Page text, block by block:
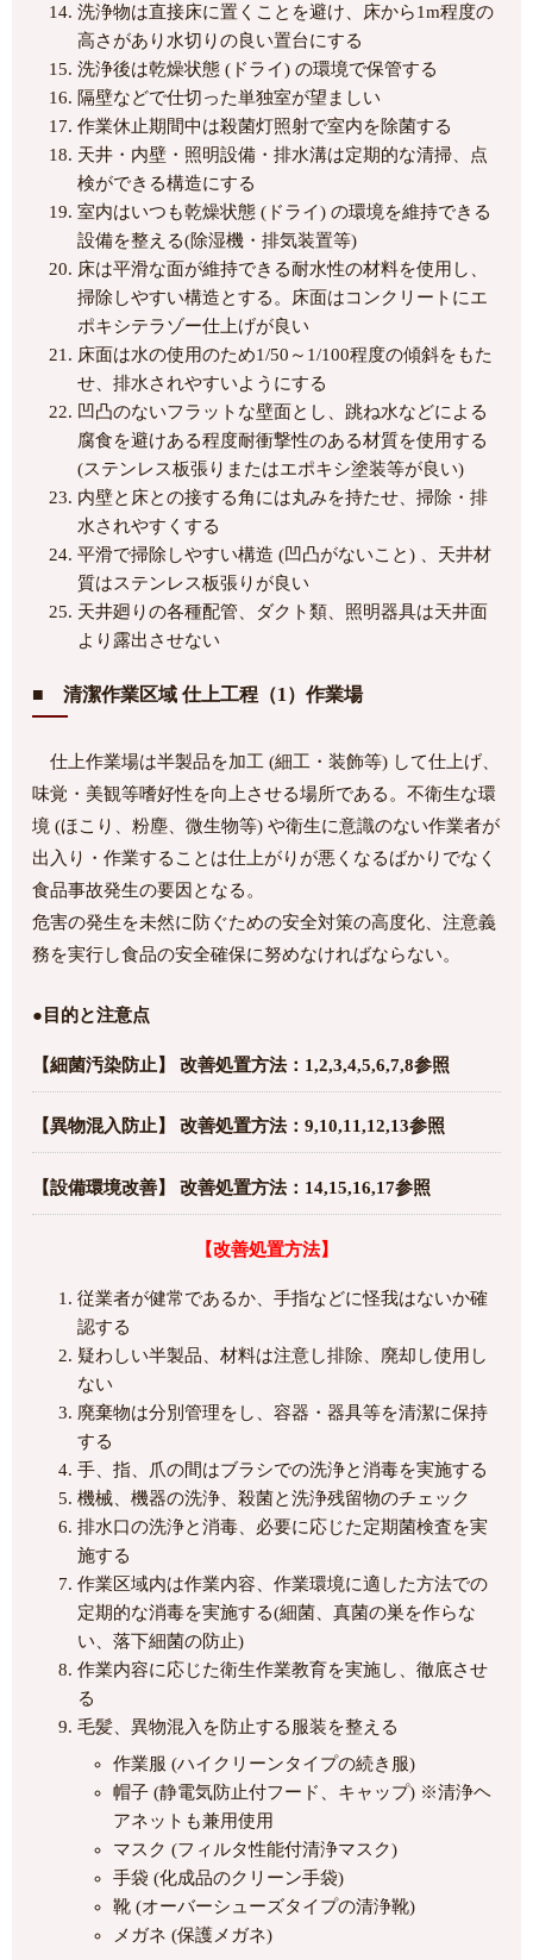
洗浄物は直接床に置くことを避け、床から1m程度の
高さがあり水切りの良い置台にする
洗浄後は乾燥状態 (ドライ) の環境で保管する
隔壁などで仕切った単独室が望ましい
作業休止期間中は殺菌灯照射で室内を除菌する
天井・内壁・照明設備・排水溝は定期的な清掃、点
検ができる構造にする
室内はいつも乾燥状態 (ドライ) の環境を維持できる
設備を整える(除湿機・排気装置等)
床は平滑な面が維持できる耐水性の材料を使用し、
掃除しやすい構造とする。床面はコンクリートにエ
ポキシテラゾー仕上げが良い
床面は水の使用のため1/50～1/100程度の傾斜をもた
せ、排水されやすいようにする
凹凸のないフラットな壁面とし、跳ね水などによる
腐食を避けある程度耐衝撃性のある材質を使用する
(ステンレス板張りまたはエポキシ塗装等が良い)
内壁と床との接する角には丸みを持たせ、掃除・排
水されやすくする
平滑で掃除しやすい構造 (凹凸がないこと) 、天井材
質はステンレス板張りが良い
天井廻りの各種配管、ダクト類、照明器具は天井面
より露出させない
■ 清潔作業区域 仕上工程（1）作業場
仕上作業場は半製品を加工 (細工・装飾等) して仕上げ、
味覚・美観等嗜好性を向上させる場所である。不衛生な環
境 (ほこり、粉塵、微生物等) や衛生に意識のない作業者が
出入り・作業することは仕上がりが悪くなるばかりでなく
食品事故発生の要因となる。
危害の発生を未然に防ぐための安全対策の高度化、注意義
務を実行し食品の安全確保に努めなければならない。
●目的と注意点
【細菌汚染防止】 改善処置方法：1,2,3,4,5,6,7,8参照
【異物混入防止】 改善処置方法：9,10,11,12,13参照
【設備環境改善】 改善処置方法：14,15,16,17参照
【改善処置方法】
従業者が健常であるか、手指などに怪我はないか確
認する
疑わしい半製品、材料は注意し排除、廃却し使用し
ない
廃棄物は分別管理をし、容器・器具等を清潔に保持
する
手、指、爪の間はブラシでの洗浄と消毒を実施する
機械、機器の洗浄、殺菌と洗浄残留物のチェック
排水口の洗浄と消毒、必要に応じた定期菌検査を実
施する
作業区域内は作業内容、作業環境に適した方法での
定期的な消毒を実施する(細菌、真菌の巣を作らな
い、落下細菌の防止)
作業内容に応じた衛生作業教育を実施し、徹底させ
る
毛髪、異物混入を防止する服装を整える
作業服 (ハイクリーンタイプの続き服)
帽子 (静電気防止付フード、キャップ) ※清浄ヘ
アネットも兼用使用
マスク (フィルタ性能付清浄マスク)
手袋 (化成品のクリーン手袋)
靴 (オーバーシューズタイプの清浄靴)
メガネ (保護メガネ)